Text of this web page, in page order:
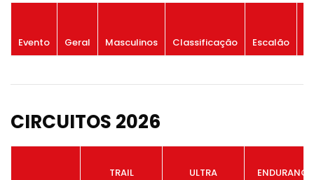
Evento Geral Masculinos Classificação Escalão
CIRCUITOS 2026
TRAIL ULTRA ENDURANCE